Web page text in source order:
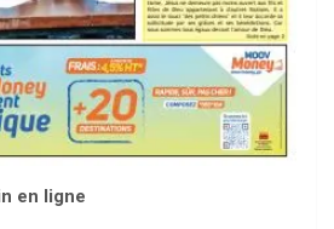
en ligne